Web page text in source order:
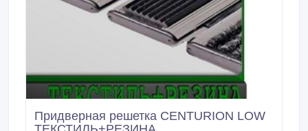
Придверная решетка CENTURION LOW